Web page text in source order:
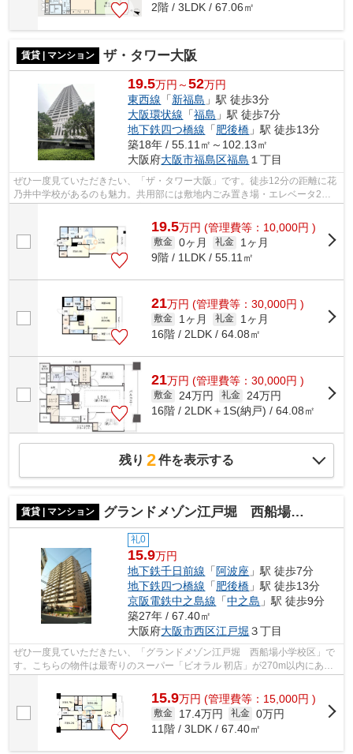
2階 / 3LDK / 67.06㎡
賃貸 | マンション ザ・タワー大阪
19.5万円～52万円
東西線 「新福島 」駅 徒歩3分
大阪環状線 「福島 」駅 徒歩7分
地下鉄四つ橋線 「肥後橋 」駅 徒歩13分
築18年 / 55.11㎡～102.13㎡
大阪府大阪市福島区福島 １丁目
ぜひ一度見ていただきたい、「ザ・タワー大阪」です。徒歩12分の距離に花
乃井中学校があるのも魅力。共用部には敷地内ごみ置き場・エレベータ2基
19.5万円 (管理費等：10,000円 )
敷金 0ヶ月 礼金
1ヶ月
9階 / 1LDK / 55.11㎡
21万円 (管理費等：30,000円 )
敷金 1ヶ月 礼金
1ヶ月
16階 / 2LDK / 64.08㎡
21万円 (管理費等：30,000円 )
敷金 24万円 礼金
24万円
16階 / 2LDK＋1S(納戸) / 64.08㎡
残り 2件を表示する
賃貸 | マンション グランドメゾン江戸堀 西船場小学校区
礼0
15.9万円
地下鉄千日前線 「 阿波座 」駅 徒歩7分
地下鉄四つ橋線 「肥後橋 」駅 徒歩13分
京阪電鉄中之島線 「中之島 」駅 徒歩9分
築27年 / 67.40㎡
大阪府大阪市西区江戸堀 ３丁目
ぜひ一度見ていただきたい、「グランドメゾン江戸堀 西船場小学校区」で
す。こちらの物件は最寄りのスーパー「ビオラル 靭店」が270m以内にあり
15.9万円 (管理費等：15,000円 )
敷金 17.4万円 礼金 0万円
11階 / 3LDK / 67.40㎡